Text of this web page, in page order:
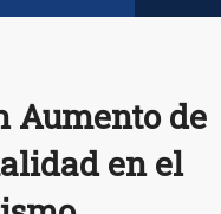
Aumento de
en el